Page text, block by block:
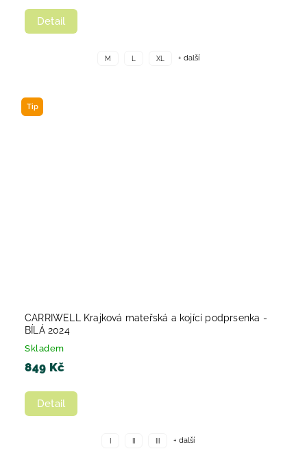
Detail
M XL + další
Tip
CARRIWELL Krajková mateřská a kojící podprsenka -
BÍLÁ 2024
Skladem
849 Kč
Detail
+ další